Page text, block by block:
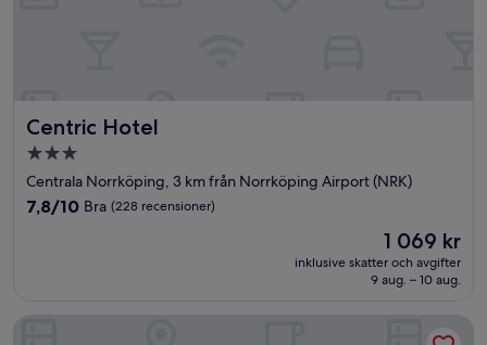
Centric Hotel
Centric Hotel
3.0-
stjärnigt
boende
Centrala Norrköping, 3 km från Norrköping Airport (NRK)
7.8
7,8/10 Bra (228 recensioner)
Priset
är
1 069 kr
1 069 kr
inklusive skatter och avgifter
9 aug. – 10 aug.